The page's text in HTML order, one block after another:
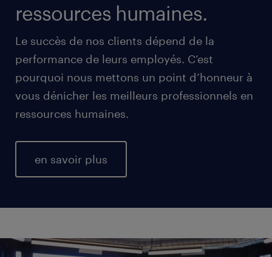
ressources humaines.
Le succès de nos clients dépend de la
performance de leurs employés. C’est
pourquoi nous mettons un point d’honneur à
vous dénicher les meilleurs professionnels en
ressources humaines.
en savoir plus